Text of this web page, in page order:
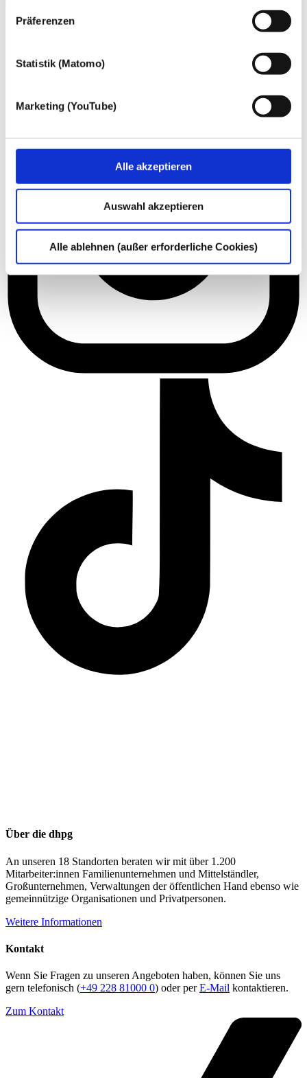
Präferenzen
Statistik (Matomo)
Marketing (YouTube)
Alle akzeptieren
Auswahl akzeptieren
Alle ablehnen (außer erforderliche Cookies)
Über die dhpg
An unseren 18 Standorten beraten wir mit über 1.200
Mitarbeiter:innen Familienunternehmen und Mittelständler,
Großunternehmen, Verwaltungen der öffentlichen Hand ebenso wie
gemeinnützige Organisationen und Privatpersonen.
Weitere Informationen
Kontakt
Wenn Sie Fragen zu unseren Angeboten haben, können Sie uns
gern telefonisch (+49 228 81000 0) oder perE-Mail kontaktieren.
Zum Kontakt